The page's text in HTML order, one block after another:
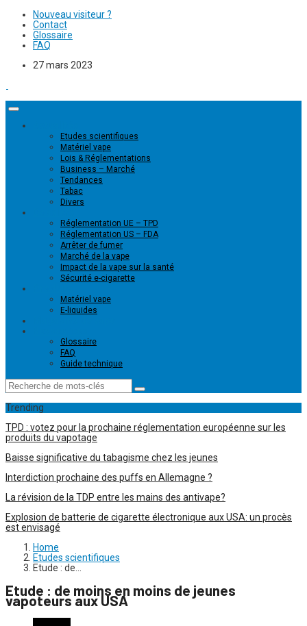
Nouveau visiteur ?
Contact
Glossaire
FAQ
27 mars 2023
Etudes scientifiques
Matériel vape
Lois & Réglementations
Business – Marché
Tendances
Tabac
Divers
Réglementation UE – TPD
Réglementation US – FDA
Arrêter de fumer
Marché de la vape
Impact de la vape sur la santé
Sécurité e-cigarette
Matériel vape
E-liquides
Glossaire
FAQ
Guide technique
Trending
TPD : votez pour la prochaine réglementation européenne sur les
produits du vapotage
Baisse significative du tabagisme chez les jeunes
Interdiction prochaine des puffs en Allemagne ?
La révision de la TDP entre les mains des antivape?
Explosion de batterie de cigarette électronique aux USA: un procès
est envisagé
Home
Etudes scientifiques
Etude : de…
Etude : de moins en moins de jeunes
vapoteurs aux USA